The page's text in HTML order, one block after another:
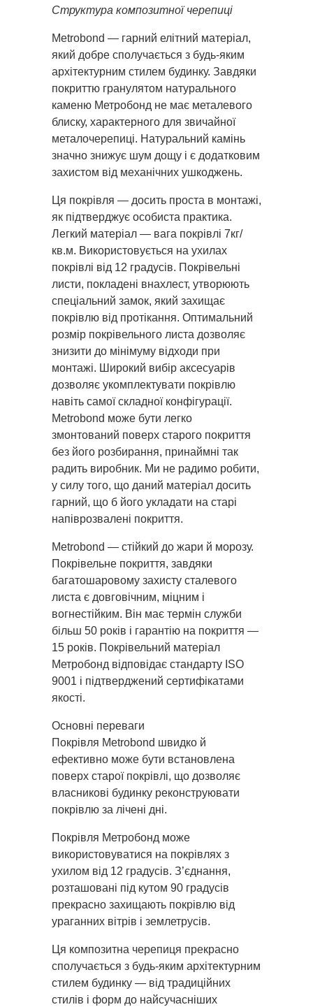
Структура композитної черепиці
Metrobond — гарний елітний матеріал,
який добре сполучається з будь-яким
архітектурним стилем будинку. Завдяки
покриттю гранулятом натурального
каменю Метробонд не має металевого
блиску, характерного для звичайної
металочерепиці. Натуральний камінь
значно знижує шум дощу і є додатковим
захистом від механічних ушкоджень.
Ця покрівля — досить проста в монтажі,
як підтверджує особиста практика.
Легкий матеріал — вага покрівлі 7кг/
кв.м. Використовується на ухилах
покрівлі від 12 градусів. Покрівельні
листи, покладені внахлест, утворюють
спеціальний замок, який захищає
покрівлю від протікання. Оптимальний
розмір покрівельного листа дозволяє
знизити до мінімуму відходи при
монтажі. Широкий вибір аксесуарів
дозволяє укомплектувати покрівлю
навіть самої складної конфігурації.
Metrobond може бути легко
змонтований поверх старого покриття
без його розбирання, принаймні так
радить виробник. Ми не радимо робити,
у силу того, що даний матеріал досить
гарний, що б його укладати на старі
напіврозвалені покриття.
Metrobond — стійкий до жари й морозу.
Покрівельне покриття, завдяки
багатошаровому захисту сталевого
листа є довговічним, міцним і
вогнестійким. Він має термін служби
більш 50 років і гарантію на покриття —
15 років. Покрівельний матеріал
Метробонд відповідає стандарту ISO
9001 і підтверджений сертифікатами
якості.
Основні переваги
Покрівля Metrobond швидко й
ефективно може бути встановлена
поверх старої покрівлі, що дозволяє
власникові будинку реконструювати
покрівлю за лічені дні.
Покрівля Метробонд може
використовуватися на покрівлях з
ухилом від 12 градусів. З’єднання,
розташовані під кутом 90 градусів
прекрасно захищають покрівлю від
ураганних вітрів і землетрусів.
Ця композитна черепиця прекрасно
сполучається з будь-яким архітектурним
стилем будинку — від традиційних
стилів і форм до найсучасніших